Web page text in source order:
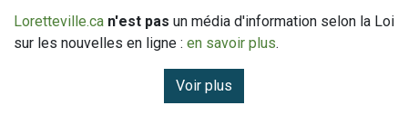
Loretteville.ca n'est pas un média d'information selon la Loi
sur les nouvelles en ligne : en savoir plus.
Voir plus